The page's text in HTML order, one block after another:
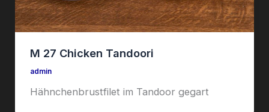
M 27 Chicken Tandoori
admin
Hähnchenbrustfilet im Tandoor gegart